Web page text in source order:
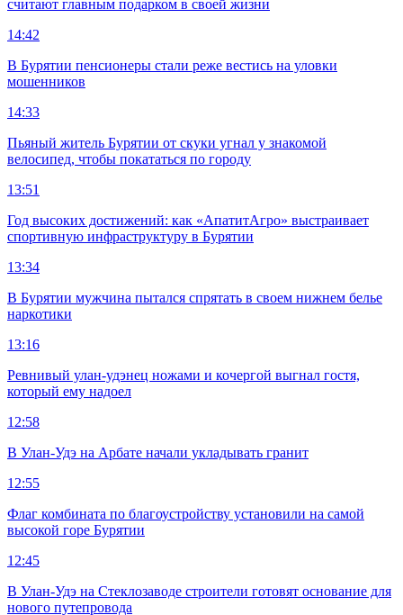
считают главным подарком в своей жизни
14:42
В Бурятии пенсионеры стали реже вестись на уловки
мошенников
14:33
Пьяный житель Бурятии от скуки угнал у знакомой
велосипед, чтобы покататься по городу
13:51
Год высоких достижений: как «АпатитАгро» выстраивает
спортивную инфраструктуру в Бурятии
13:34
В Бурятии мужчина пытался спрятать в своем нижнем белье
наркотики
13:16
Ревнивый улан-удэнец ножами и кочергой выгнал гостя,
который ему надоел
12:58
В Улан-Удэ на Арбате начали укладывать гранит
12:55
Флаг комбината по благоустройству установили на самой
высокой горе Бурятии
12:45
В Улан-Удэ на Стеклозаводе строители готовят основание для
нового путепровода